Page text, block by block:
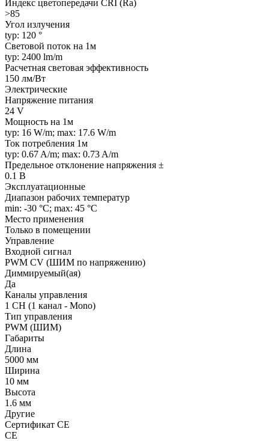
Индекс цветопередачи CRI (Ra)
>85
Угол излучения
typ: 120 °
Световой поток на 1м
typ: 2400 lm/m
Расчетная световая эффективность
150 лм/Вт
Электрические
Напряжение питания
24 V
Мощность на 1м
typ: 16 W/m; max: 17.6 W/m
Ток потребления 1м
typ: 0.67 A/m; max: 0.73 A/m
Предельное отклонение напряжения ±
0.1 В
Эксплуатационные
Диапазон рабочих температур
min: -30 °C; max: 45 °C
Место применения
Только в помещении
Управление
Входной сигнал
PWM СV (ШИМ по напряжению)
Диммируемый(ая)
Да
Каналы управления
1 CH (1 канал - Mono)
Тип управления
PWM (ШИМ)
Габариты
Длина
5000 мм
Ширина
10 мм
Высота
1.6 мм
Другие
Сертификат CE
CE